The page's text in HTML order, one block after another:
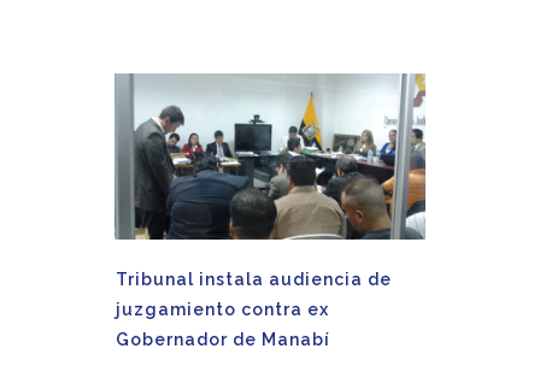
Tribunal instala audiencia de
juzgamiento contra ex
Gobernador de Manabí